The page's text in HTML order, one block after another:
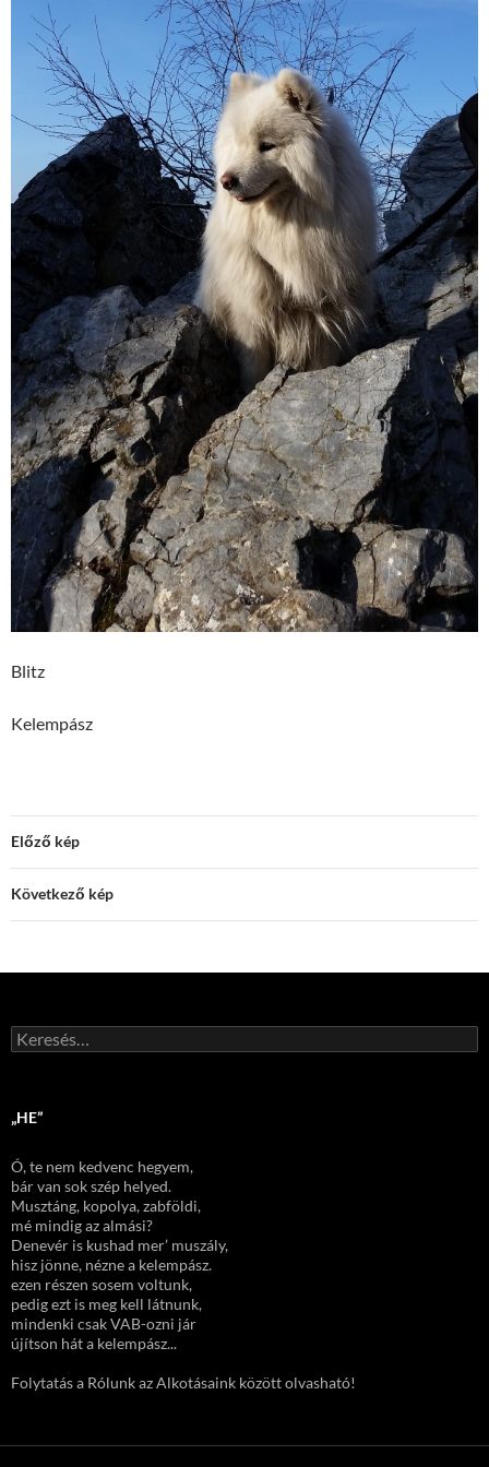
Blitz
Kelempász
Előző kép
Következő kép
Keresés:
„HE”
Ó, te nem kedvenc hegyem,
bár van sok szép helyed.
Musztáng, kopolya, zabföldi,
mé mindig az almási?
Denevér is kushad mer’ muszály,
hisz jönne, nézne a kelempász.
ezen részen sosem voltunk,
pedig ezt is meg kell látnunk,
mindenki csak VAB-ozni jár
újítson hát a kelempász...
Folytatás a Rólunk az Alkotásaink között olvasható!